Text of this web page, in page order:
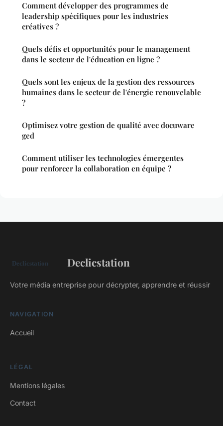
Comment développer des programmes de
leadership spécifiques pour les industries
créatives ?
Quels défis et opportunités pour le management
dans le secteur de l'éducation en ligne ?
Quels sont les enjeux de la gestion des ressources
humaines dans le secteur de l'énergie renouvelable
?
Optimisez votre gestion de qualité avec docuware
ged
Comment utiliser les technologies émergentes
pour renforcer la collaboration en équipe ?
Declicstation
Votre média entreprise pour décrypter, apprendre et réussir
NAVIGATION
Accueil
LÉGAL
Mentions légales
Contact